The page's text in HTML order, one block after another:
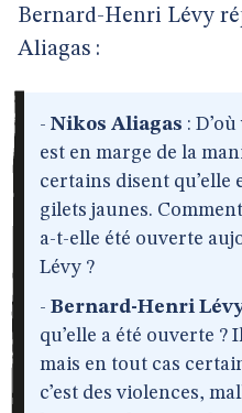
Bernard-Henri Lévy
Aliagas :
- Nikos Aliagas :
est en marge de la
certains disent
gilets jaunes.
a-t-elle été ouverte
Lévy ?
- Bernard-Henri
qu’elle a été ouverte ?
mais en tout cas
c’est des violences,